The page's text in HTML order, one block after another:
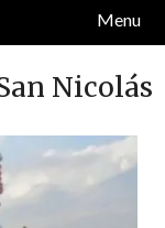
Menu
Nicolás